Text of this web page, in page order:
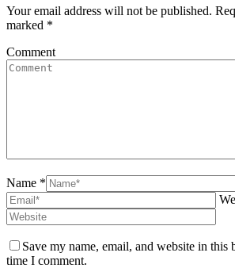
Your email address will not be published.
marked *
Comment
Name *
Save my name, email, and website in this
time I comment.